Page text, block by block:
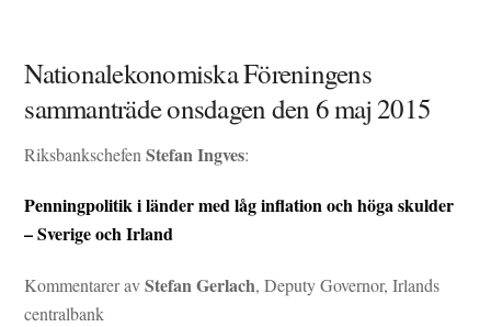
Nationalekonomiska Föreningens
sammanträde onsdagen den 6 maj 2015
RiksbankschefenStefan Ingves:
Penningpolitik i länder med låg inflation och höga skulder
– Sverige och Irland
Kommentarer avStefan Gerlach, Deputy Governor, Irlands
centralbank